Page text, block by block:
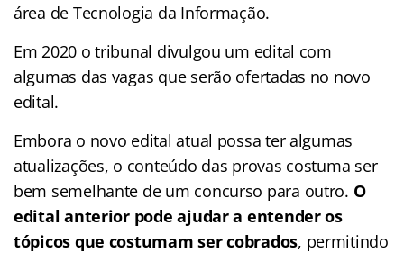
área de Tecnologia da Informação.
Em 2020 o tribunal divulgou um edital com
algumas das vagas que serão ofertadas no novo
edital.
Embora o novo edital atual possa ter algumas
atualizações, o conteúdo das provas costuma ser
bem semelhante de um concurso para outro. O
edital anterior pode ajudar a entender os
tópicos que costumam ser cobrados, permitindo